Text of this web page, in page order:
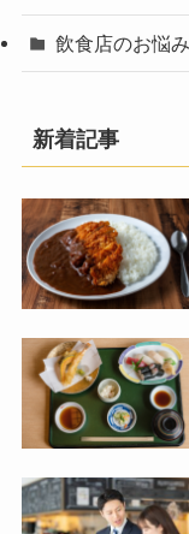
飲食店のお悩み
新着記事